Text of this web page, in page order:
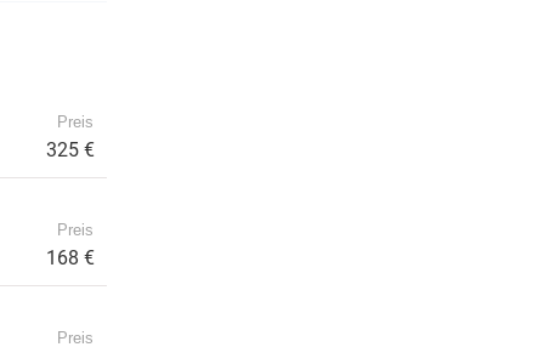
Preis
325 €
Preis
168 €
Preis